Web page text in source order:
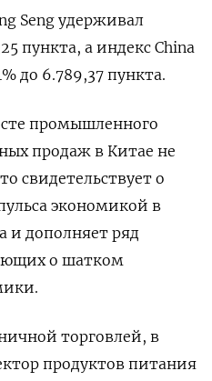
Seng удерживал
пункта, а индекс China
до 6.789,37 пункта.
промышленного
продаж в Китае не
свидетельствует о
экономикой в
и дополняет ряд
о шатком
торговлей, в
продуктов питания